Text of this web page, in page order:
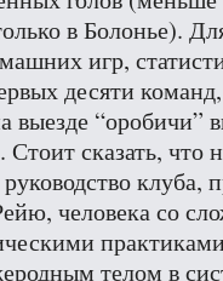
в Болонье).
игр,
десяти
выезде “оробичи”
сказать, что
клуба,
человека со
телом в